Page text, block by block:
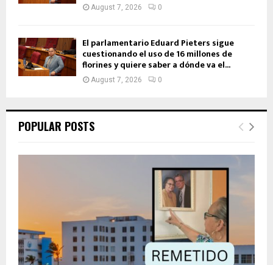
August 7, 2026 0
El parlamentario Eduard Pieters sigue
cuestionando el uso de 16 millones de
florines y quiere saber a dónde va el...
August 7, 2026 0
POPULAR POSTS